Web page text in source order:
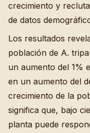
crecimiento y
de datos
Los resultados
población de A.
un aumento del 1%
en un aumento del
crecimiento de la
significa que, bajo
planta puede